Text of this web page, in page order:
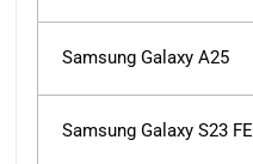
Samsung Galaxy A25
Samsung Galaxy S23 FE